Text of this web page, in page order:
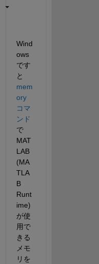
Wind
ows
です
と
mem
ory
コマ
ンド
で
MAT
LAB
(MA
TLA
B
Runt
ime)
が使
用で
きる
メモ
リを